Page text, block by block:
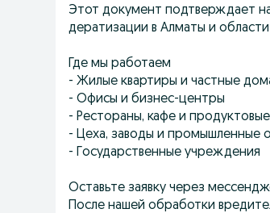
Этот документ подтверждает
дератизации в Алматы и
Где мы работаем
- Жилые квартиры и частные
- Офисы и бизнес-центры
- Рестораны, кафе и
- Цеха, заводы и промышленные
- Государственные учреждения
Оставьте заявку через
После нашей обработки